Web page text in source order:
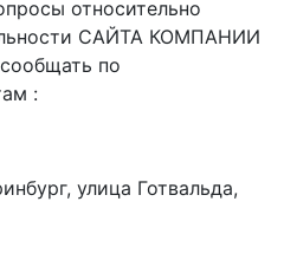
относительно
САЙТА КОМПАНИИ
по
:
улица Готвальда,